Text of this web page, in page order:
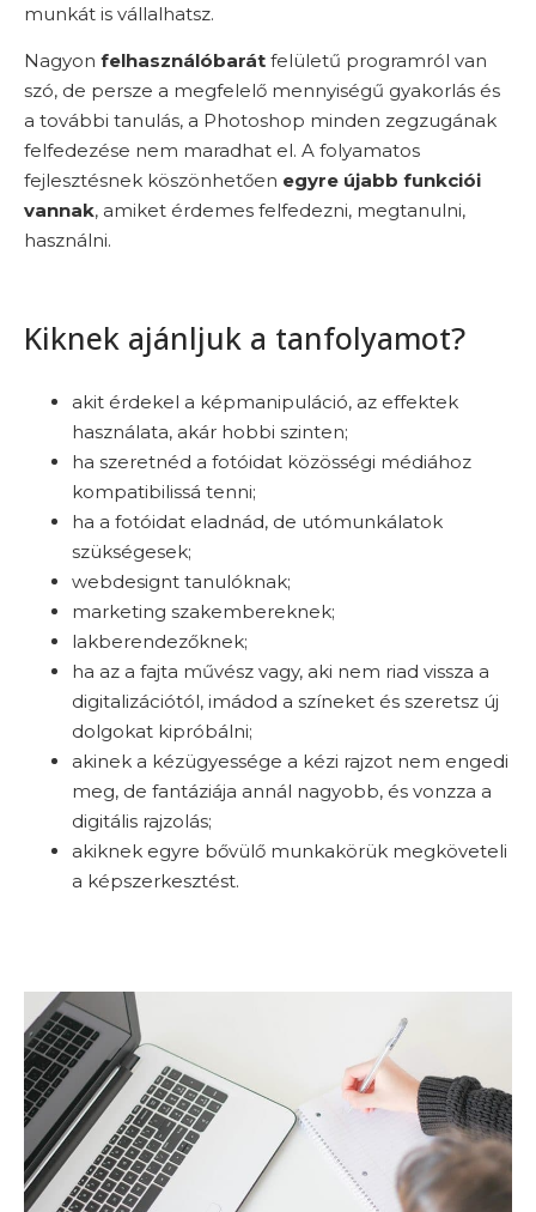
munkát is vállalhatsz.
Nagyon felhasználóbarát felületű programról van
szó, de persze a megfelelő mennyiségű gyakorlás és
a további tanulás, a Photoshop minden zegzugának
felfedezése nem maradhat el. A folyamatos
fejlesztésnek köszönhetően egyre újabb funkciói
vannak, amiket érdemes felfedezni, megtanulni,
használni.
Kiknek ajánljuk a tanfolyamot?
akit érdekel a képmanipuláció, az effektek
használata, akár hobbi szinten;
ha szeretnéd a fotóidat közösségi médiához
kompatibilissá tenni;
ha a fotóidat eladnád, de utómunkálatok
szükségesek;
webdesignt tanulóknak;
marketing szakembereknek;
lakberendezőknek;
ha az a fajta művész vagy, aki nem riad vissza a
digitalizációtól, imádod a színeket és szeretsz új
dolgokat kipróbálni;
akinek a kézügyessége a kézi rajzot nem engedi
meg, de fantáziája annál nagyobb, és vonzza a
digitális rajzolás;
akiknek egyre bővülő munkakörük megköveteli
a képszerkesztést.